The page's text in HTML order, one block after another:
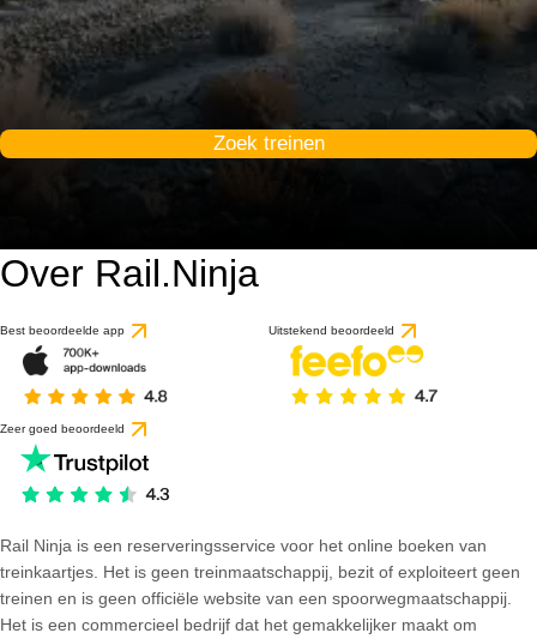
Zoek treinen
Over Rail.Ninja
Best beoordeelde app Uitstekend beoordeeld
Zeer goed beoordeeld
Rail Ninja is een reserveringsservice voor het online boeken van
treinkaartjes. Het is geen treinmaatschappij, bezit of exploiteert geen
treinen en is geen officiële website van een spoorwegmaatschappij.
Het is een commercieel bedrijf dat het gemakkelijker maakt om